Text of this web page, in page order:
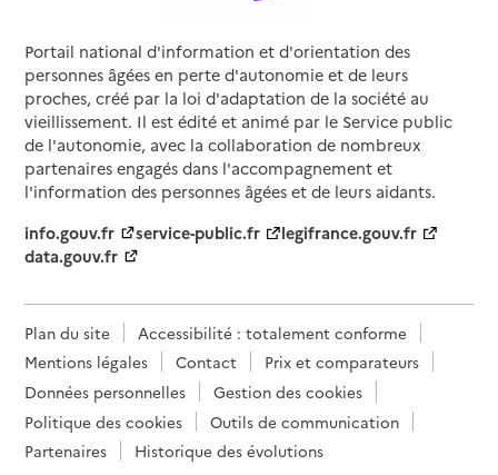
Portail national d'information et d'orientation des
personnes âgées en perte d'autonomie et de leurs
proches, créé par la loi d'adaptation de la société au
vieillissement. Il est édité et animé par le Service public
de l'autonomie, avec la collaboration de nombreux
partenaires engagés dans l'accompagnement et
l'information des personnes âgées et de leurs aidants.
info.gouv.fr
service-public.fr
legifrance.gouv.fr
data.gouv.fr
Plan du site
Accessibilité : totalement conforme
Mentions légales
Contact
Prix et comparateurs
Données personnelles
Gestion des cookies
Politique des cookies
Outils de communication
Partenaires
Historique des évolutions